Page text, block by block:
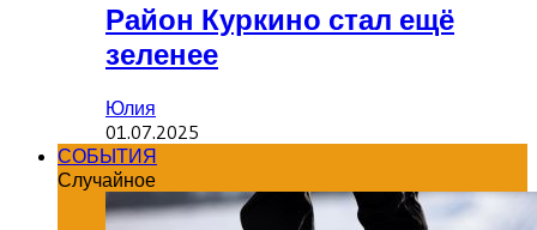
Район Куркино стал ещё
зеленее
Юлия
01.07.2025
СОБЫТИЯ
Случайное